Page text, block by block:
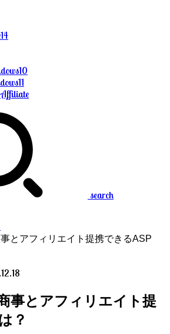
Affiliate
search
とアフィリエイト提携できるASP
事とアフィリエイト提
？